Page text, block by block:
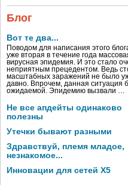
Блог
Вот те два...
Поводом для написания этого
уже вторая в течение года
вирусная эпидемия. И это стало
неприятным прецедентом. Ведь
масштабных заражений не было
давно. Впрочем, данная ситуация
ожидаемой. Эпидемию вызвали …
Не все апдейты одинаково
полезны
Утечки бывают разными
Здравствуй, племя младое,
незнакомое...
Инновации для сетей X5